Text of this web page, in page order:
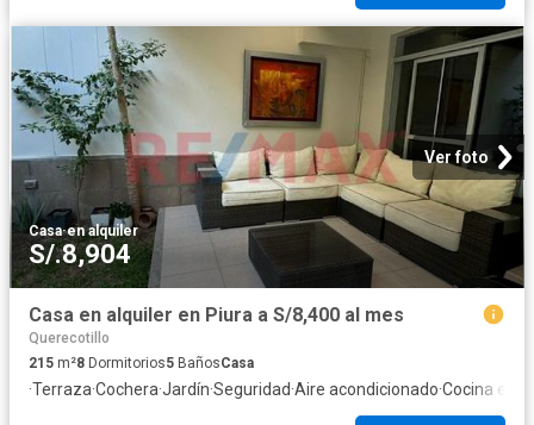
Ver foto
Casa·en alquiler
S/.8,904
Casa en alquiler en Piura a S/8,400 al mes
Querecotillo
215 m²8 Dormitorios5 BañosCasa
·Terraza·Cochera·Jardín·Seguridad·Aire acondicionado·Cocina